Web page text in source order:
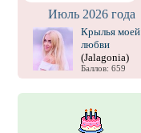
Июль 2026 года
Крылья моей
любви
(Jalagonia)
Баллов: 659